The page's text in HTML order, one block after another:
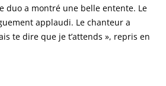
duo a montré une belle entente. Le
applaudi. Le chanteur a
te dire que je t’attends », repris en